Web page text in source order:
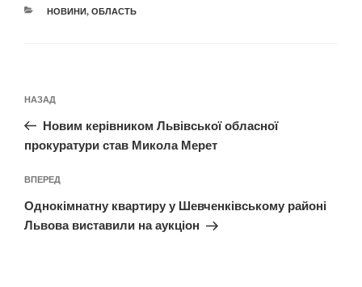
КАТЕГОРІЇ
НОВИНИ, ОБЛАСТЬ
записів
Попередній
запис:
НАЗАД
Новим керівником Львівської обласної
прокуратури став Микола Мерет
Наступний
запис
ВПЕРЕД
Однокімнатну квартиру у Шевченківському районі
Львова виставили на аукціон